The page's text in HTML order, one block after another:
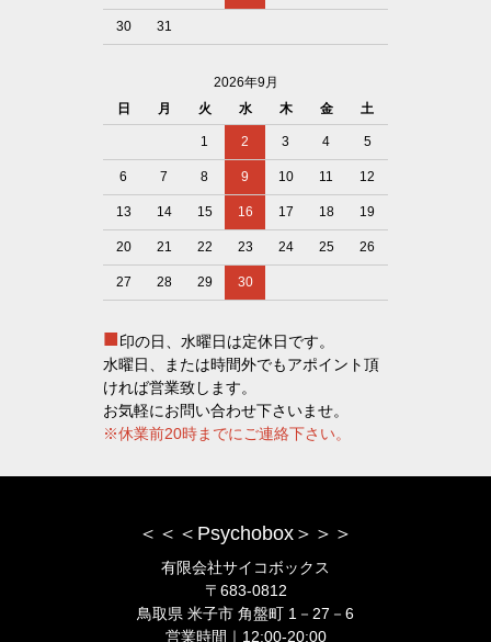
30 31
2026年9月
日
月 火 水 木 金 土
1 2 3 4 5
6 7 8 9 10 11 12
13 14 15 16 17 18 19
20 21 22 23 24 25 26
27 28 29 30
■印の日、水曜日は定休日です。
水曜日、または時間外でもアポイント頂
ければ営業致します。
お気軽にお問い合わせ下さいませ。
※休業前20時までにご連絡下さい。
＜＜＜Psychobox＞＞＞
有限会社サイコボックス
〒683-0812
鳥取県 米子市 角盤町 1－27－6
営業時間｜12:00-20:00